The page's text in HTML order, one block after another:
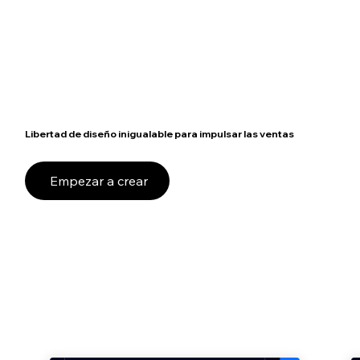
Libertad de diseño inigualable para impulsar las ventas
Empezar a crear